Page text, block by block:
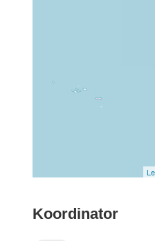
Koordinator